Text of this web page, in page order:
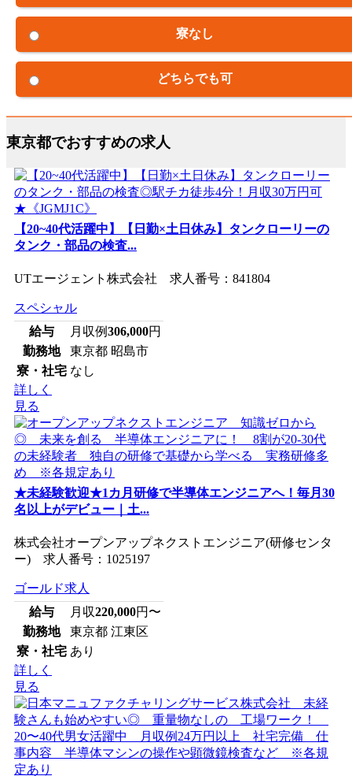
寮なし
どちらでも可
東京都でおすすめの求人
【20~40代活躍中】【日勤×土日休み】タンクローリーの
タンク・部品の検査...
UTエージェント株式会社 求人番号：841804
スペシャル
給与
月収例306,000円
勤務地
東京都 昭島市
寮・社宅 なし
詳しく
見る
★未経験歓迎★1カ月研修で半導体エンジニアへ！毎月30
名以上がデビュー｜土...
株式会社オープンアップネクストエンジニア(研修センタ
ー) 求人番号：1025197
ゴールド求人
給与
月収220,000円〜
勤務地
東京都 江東区
寮・社宅 あり
詳しく
見る